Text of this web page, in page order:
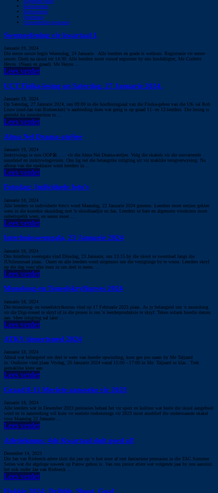
Koshuisnuus
Kultuurnuus
Sportnuus
Uitsonderlike prestasies
Swemoefening vir kwartaal 1
Januarie 19, 2024
Die eerste sessie begin Woensdag, 24 Januarie. Alle leerders en grade is welkom. Registrasie vir eerste
sessie: Direk na skool tot 14:30. Alle leerders moet vooraf registreer by ons hoofafrigter, Me Corlette
Heyns. (Naam en graad). Me Heyns ...
Lees verder
UCT Fisika-lesing op Saterdag, 27 Januarie 2024.
Januarie 19, 2024
Op Saterdag, 27 Januarie 2024, om 09:00 in die hooflesingsaal van die Fisika-gebou van die UK sal Rob
Louw (oud-Jan van Riebeecker) 'n aanbieding doen wat gerig is op graad 11- en 12-leerders. Die lesing is
getiteld An introduction to ...
Lees verder
Alma Nel Drama-ateljee
Januarie 19, 2024
Inskrywings is nou OOP🎤 . . . vir die Alma Nel Drama-ateljee. Volg die skakels vir die omvattende
nuusbrief en inskrywingsvorm. Ons lig net die belangrike inligting uit vir maklike terugverwysing. Na
afloop van die opeklasse word leerders in ...
Lees verder
Fotodag: Individuele foto’s
Januarie 18, 2024
Alle leerders se individuele foto's word Maandag, 22 Januarie 2024 geneem. Leerders moet netjies geklee
wees in die korrekte skooldrag met 'n skoolbaadjie en das. Leerders se hare en algemene voorkoms moet
onberispelik wees, en seuns moet ...
Lees verder
Interhuisswemgala, 23 Januarie 2024
Januarie 18, 2024
Ons Interhuis swemgala vind Dinsdag, 23 Januarie, om 13:15 by die skool se swembad langs die
JUbileumsaal plaas. Ouers en alle leerders word uitgenooi om die verrigtinge by te woon. Leerders skryf
op die dag voor elke item in om deel te neem. ...
Lees verder
Monoloog-en Toneelskryfkurses 2024
Januarie 18, 2024
Die monoloog- en toneelskryfkursus vind op 17 Februarie 2023 plaas. As jy belangstel om 'n monoloog
vir die Digi-toneel te skryf of in die proses is om 'n leerderproduksie te skryf. Teken solank hierdie datum
aan. Meer inligting sal later ...
Lees verder
ATKV tienertoneel 2024
Januarie 18, 2024
Almal wat belangstel om deel te wees van hierdie opwinding, kom gee jou naam by Me Taljaard
in. Oudisies vind plaas Vrydag, 26 Januarie 2024 vanaf 15:00 - 17:00 in Me. Taljaard se klas. Trek
gemaklike klere aan.
Lees verder
Graad 8-11 Meriete aansoeke vir 2023
Januarie 18, 2024
Alle leerders wat in Desember 2023 prestasies behaal het vir sport en kultuur wat buite die skool aangebied
word en in aanmerking wil kom vir meriete toekennings vir 2023 moet asseblief die onderstaande skakel
voor Maandag 22 Januarie ...
Lees verder
Atletieknuus: 4de Kwartaal sluit goed af!
Desember 14, 2023
Die Jan van Riebeeck-atlete sluit die jaar op 'n hoë noot af met fantastiese prestasies in die TAC Summer
Series wat die afgelope naweek op Parow gehou is. Van ons junior atlete wat volgende jaar by ons aansluit
het ook onder Jan van Riebeeck ...
Lees verder
Hokkie 2024: Dribble, Shoot, Goal